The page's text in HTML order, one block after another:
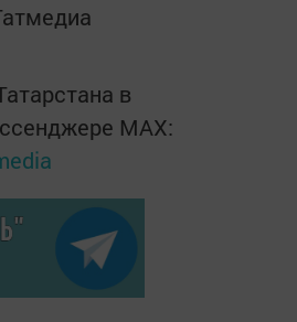
в
MАХ: